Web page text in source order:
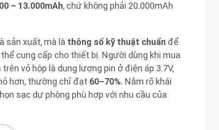
– 13.000mAh, chứ không phải 20.000mAh
sản xuất, mà là thông số kỹ thuật chuẩn để
cung cấp cho thiết bị. Người dùng khi mua
vỏ hộp là dung lượng pin ở điện áp 3.7V,
hơn, thường chỉ đạt 60–70%. Nắm rõ khái
sạc dự phòng phù hợp với nhu cầu của